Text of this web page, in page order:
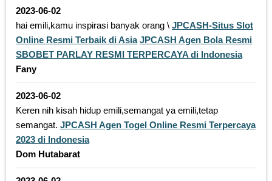
2023-06-02
hai emili,kamu inspirasi banyak orang \ JPCASH-Situs Slot
Online Resmi Terbaik di Asia JPCASH Agen Bola Resmi
SBOBET PARLAY RESMI TERPERCAYA di Indonesia
Fany
2023-06-02
Keren nih kisah hidup emili,semangat ya emili,tetap
semangat. JPCASH Agen Togel Online Resmi Terpercaya
2023 di Indonesia
Dom Hutabarat